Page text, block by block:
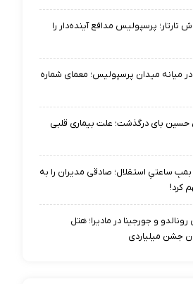
تارتار؛ پرسپولیس مدافع آینده‌دار را
میانه میدان پرسپولیس؛ معمای شماره
حسین بای درگذشت؛ علت بیماری قلبی
ساعتیِ استقلال؛ صادقی مدیران را به
کرد!
و جورجینا در مادیرا؛ هتل
جشن میلیاردی